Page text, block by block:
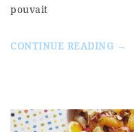
pouvait
CONTINUE READING →